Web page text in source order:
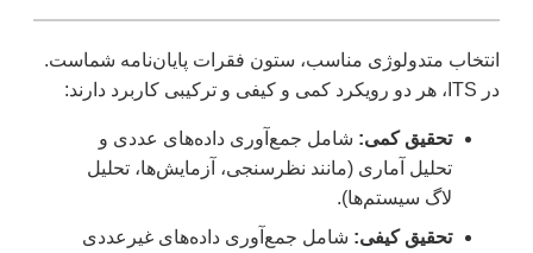
انتخاب متدولوژی مناسب، ستون فقرات پایان‌نامه شماست.
در ITS، هر دو رویکرد کمی و کیفی و ترکیبی کاربرد دارند:
تحقیق کمی: شامل جمع‌آوری داده‌های عددی و
تحلیل آماری (مانند نظرسنجی، آزمایش‌ها، تحلیل
لاگ سیستم‌ها).
تحقیق کیفی: شامل جمع‌آوری داده‌های غیرعددی